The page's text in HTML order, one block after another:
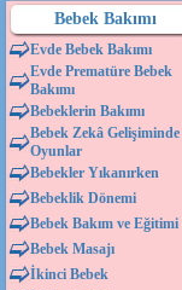
Bebek Bakımı
Evde Bebek Bakımı
Evde Prematüre Bebek
Bakımı
Bebeklerin Bakımı
Bebek Zekâ Gelişiminde
Oyunlar
Bebekler Yıkanırken
Bebeklik Dönemi
Bebek Bakım ve Eğitimi
Bebek Masajı
İkinci Bebek